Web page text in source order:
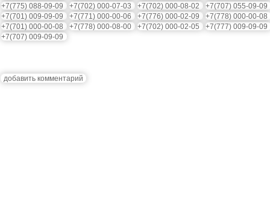
+7(775) 088-09-09
+7(702) 000-07-03 +7(702) 000-08-02
+7(707) 055-09-
+7(701) 009-09-09
+7(771) 000-00-06 +7(776) 000-02-09
+7(778) 000-00-
+7(701) 000-00-08
+7(778) 000-08-00 +7(702) 000-02-05
+7(777) 009-09-
+7(707) 009-09-09
добавить комментарий